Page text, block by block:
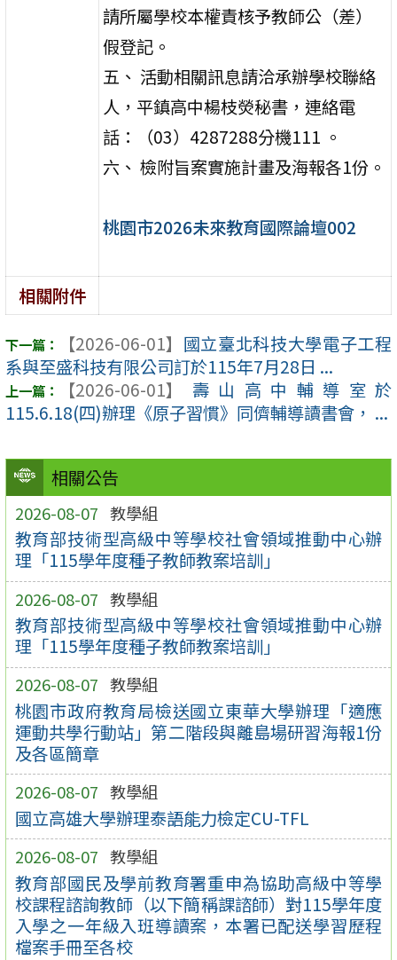
相關公告
2026-08-07 教學組
教育部技術型高級中等學校社會領域推動中心辦
理「115學年度種子教師教案培訓」
2026-08-07 教學組
教育部技術型高級中等學校社會領域推動中心辦
理「115學年度種子教師教案培訓」
2026-08-07 教學組
桃園市政府教育局檢送國立東華大學辦理「適應
運動共學行動站」第二階段與離島場研習海報1份
及各區簡章
2026-08-07 教學組
國立高雄大學辦理泰語能力檢定CU-TFL
2026-08-07 教學組
教育部國民及學前教育署重申為協助高級中等學
校課程諮詢教師（以下簡稱課諮師）對115學年度
入學之一年級入班導讀案，本署已配送學習歷程
檔案手冊至各校
請所屬學校本權責核予教師公（差）
假登記。
五、 活動相關訊息請洽承辦學校聯絡
人，平鎮高中楊枝熒秘書，連絡電
話：（03）4287288分機111 。
六、 檢附旨案實施計畫及海報各1份。
桃園市2026未來教育國際論壇002
相關附件
【2026-06-01】 國立臺北科技大學電子工程
系與至盛科技有限公司訂於115年7月28日 ...
【2026-06-01】
壽山高中輔導室於
115.6.18(四)辦理《原子習慣》同儕輔導讀書會， ...